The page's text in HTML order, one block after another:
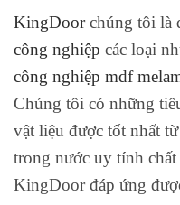
KingDoorchúng tôi là
công nghiệp các loại
công nghiệp mdf
Chúng tôi có những
vật liệu được tốt nhất
trong nước uy tính
KingDoor đáp ứng